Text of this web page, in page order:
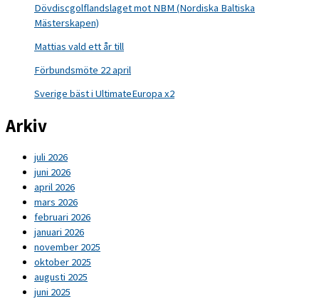
Dövdiscgolflandslaget mot NBM (Nordiska Baltiska
Mästerskapen)
Mattias vald ett år till
Förbundsmöte 22 april
Sverige bäst i UltimateEuropa x2
Arkiv
juli 2026
juni 2026
april 2026
mars 2026
februari 2026
januari 2026
november 2025
oktober 2025
augusti 2025
juni 2025